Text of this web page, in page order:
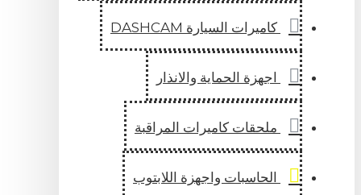
كاميرات السيارة DASHCAM
اجهزة الحماية والانذار
ملحقات كاميرات المراقبة
الحاسبات واجهزة اللابتوب